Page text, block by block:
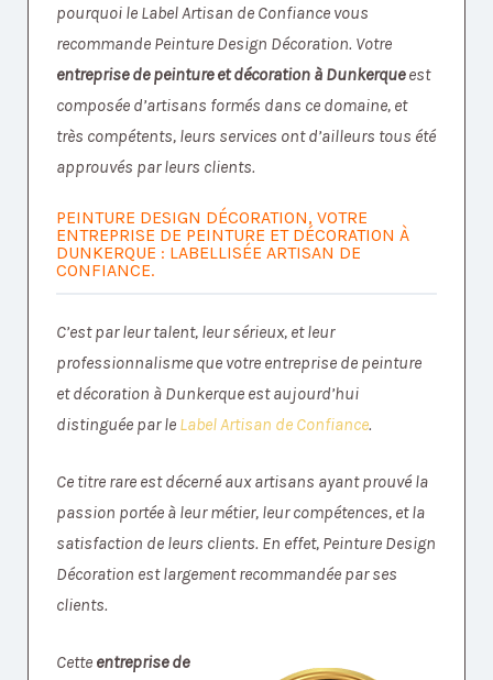
pourquoi le Label Artisan de Confiance vous
recommande Peinture Design Décoration. Votre
entreprise de peinture et décoration à Dunkerqueest
composée d’artisans formés dans ce domaine, et
très compétents, leurs services ont d’ailleurs tous été
approuvés par leurs clients.
PEINTURE DESIGN DÉCORATION, VOTRE
ENTREPRISE DE PEINTURE ET DÉCORATION À
DUNKERQUE : LABELLISÉE ARTISAN DE
CONFIANCE.
C’est par leur talent, leur sérieux, et leur
professionnalisme que votre entreprise de peinture
et décoration à Dunkerque est aujourd’hui
distinguée par le Label Artisan de Confiance.
Ce titre rare est décerné aux artisans ayant prouvé la
passion portée à leur métier, leur compétences, et la
satisfaction de leurs clients. En effet, Peinture Design
Décoration est largement recommandée par ses
clients.
Cette entreprise de